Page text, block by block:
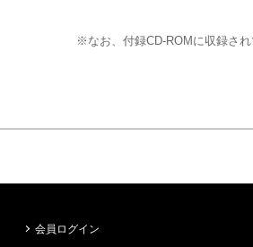
※なお、付録CD-ROMに収録さ
会員ログイン